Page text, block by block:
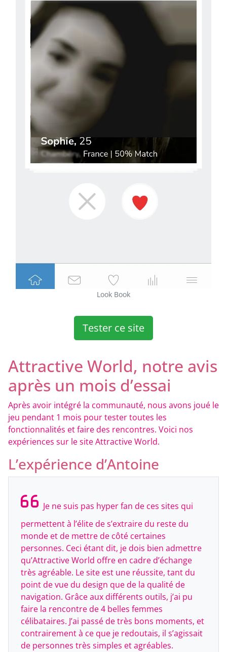
Look Book
Tester ce site
Attractive World, notre avis
après un mois d’essai
Après avoir intégré la communauté, nous avons joué le
jeu pendant 1 mois pour tester toutes les
fonctionnalités et faire des rencontres. Voici nos
expériences sur le site Attractive World.
L’expérience d’Antoine
Je ne suis pas hyper fan de ces sites qui
permettent à l’élite de s’extraire du reste du
monde et de mettre de côté certaines
personnes. Ceci étant dit, je dois bien admettre
qu’Attractive World offre en cadre d’échange
très agréable. Le site est une réussite, tant du
point de vue du design que de la qualité de
navigation. Grâce aux différents outils, j’ai pu
faire la rencontre de 4 belles femmes
célibataires. J’ai passé de très bons moments, et
contrairement à ce que je redoutais, il s’agissait
de personnes très simples et agréables.